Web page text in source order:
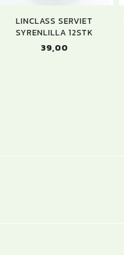
LINCLASS SERVIET
SYRENLILLA 12STK
39,00